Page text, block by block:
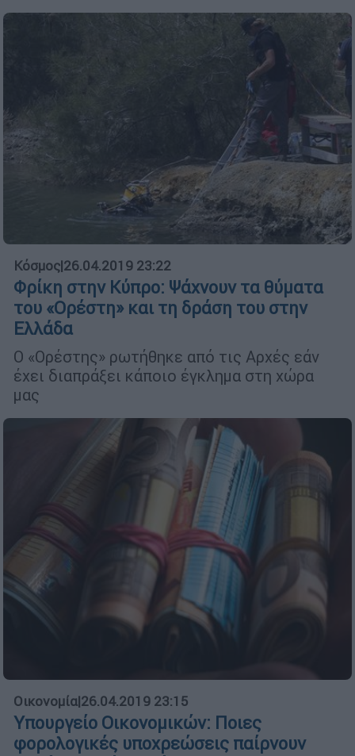
Κόσμος|26.04.2019 23:22
Φρίκη στην Κύπρο: Ψάχνουν τα θύματα
του «Ορέστη» και τη δράση του στην
Ελλάδα
Ο «Ορέστης» ρωτήθηκε από τις Αρχές εάν
έχει διαπράξει κάποιο έγκλημα στη χώρα
μας
Οικονομία|26.04.2019 23:15
Υπουργείο Οικονομικών: Ποιες
φορολογικές υποχρεώσεις παίρνουν